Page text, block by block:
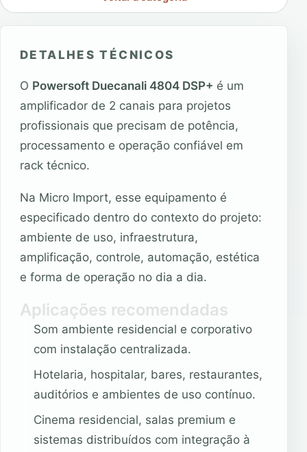
DETALHES TÉCNICOS
O Powersoft Duecanali 4804 DSP+ é um
amplificador de 2 canais para projetos
profissionais que precisam de potência,
processamento e operação confiável em
rack técnico.
Na Micro Import, esse equipamento é
especificado dentro do contexto do projeto:
ambiente de uso, infraestrutura,
amplificação, controle, automação, estética
e forma de operação no dia a dia.
Aplicações recomendadas
Som ambiente residencial e corporativo
com instalação centralizada.
Hotelaria, hospitalar, bares, restaurantes,
auditórios e ambientes de uso contínuo.
Cinema residencial, salas premium e
sistemas distribuídos com integração à